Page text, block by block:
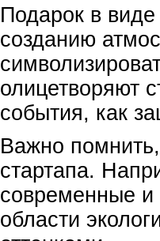
Подарок в виде
созданию
олицетворяют
события, как
Важно
стартапа.
современные и
области